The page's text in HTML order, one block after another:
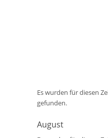
Es wurden für diesen
gefunden.
August